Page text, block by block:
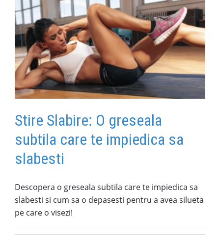
Stire Slabire: O greseala
subtila care te impiedica sa
slabesti
Descopera o greseala subtila care te impiedica sa
slabesti si cum sa o depasesti pentru a avea silueta
pe care o visezi!